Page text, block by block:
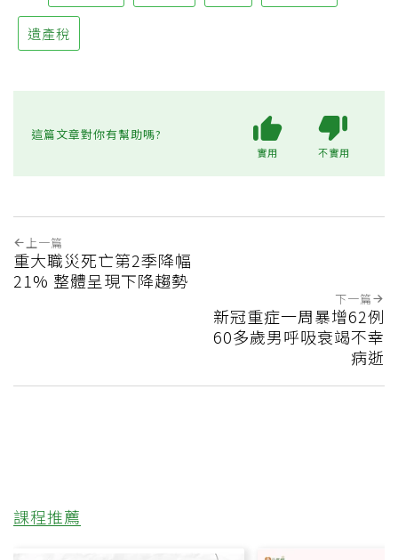
遺產稅
這篇文章對你有幫助嗎?
實用 不實用
上一篇
重大職災死亡第2季降幅
21% 整體呈現下降趨勢
下一篇
新冠重症一周暴增62例
60多歲男呼吸衰竭不幸
病逝
課程推薦